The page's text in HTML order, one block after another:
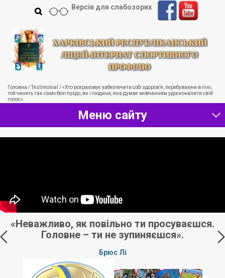
ХАРКІВСЬКИЙ РЕСПУБЛІКАНСЬКИЙ
ЛІЦЕЙ-ІНТЕРНАТ СПОРТИВНОГО
ПРОФІЛЮ
Версія для слабозорих
Головна /Testimonial /«Хто розраховує забезпечити собі здоров’я, перебуваючи в ліні,
той чинить так само безглуздо, як і людина, яка думає мовчанням удосконалити свій
голос».
Меню сайту
«Неважливо, як повільно ти просуваєшся.
Головне – ти не зупиняєшся».
Брюс Лі